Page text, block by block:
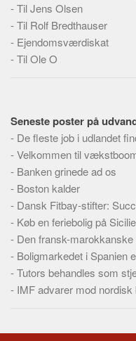
Alle
Meta
Dokumenttyper
Personer
Steder
Kilder
Om
Webstedet
Forhistorien
Redigering
Tekstannoncer
Hjælp
-Til Jens Olsen
-Til Rolf Bredthauser
- Ejendomsværdiskat
-Til Ole O
Seneste poster på
- De fleste job i udlandet
-Velkommen til
- Banken grinede ad os
- Boston kalder
- Dansk Fitbay-stifter:
- Køb en feriebolig på
- Den fransk-
- Boligmarkedet i Spanien
-Tutors behandles som
- IMF advarer mod nordisk